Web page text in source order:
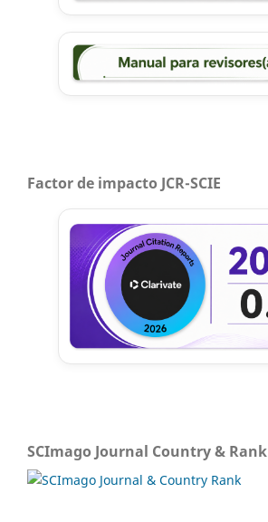
Factor de impacto JCR-SCIE
SCImago Journal Country & Rank